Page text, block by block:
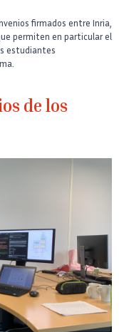
firmados entre Inria,
permiten en particular el
estudiantes
de los